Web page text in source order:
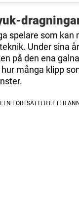
spelare som kan
Under sina
på den ena
många klipp